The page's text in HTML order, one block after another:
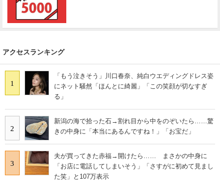
アクセスランキング
1
「もう泣きそう」川口春奈、純白ウエディングドレス姿
にネット騒然「ほんとに綺麗」「この笑顔が切なすぎ
る」
2
新潟の海で拾った石→割れ目から中をのぞいたら……驚
きの中身に「本当にあるんですね！」「お宝だ」
3
夫が買ってきた赤福→開けたら…… まさかの中身に
「お店に電話してしまいそう」「さすがに初めて見まし
た笑」と107万表示